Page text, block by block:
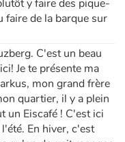
y faire des pique-
faire de la barque sur
C'est un beau
Je te présente ma
mon grand frère
quartier, il y a plein
un Eiscafé ! C'est ici
En hiver, c'est